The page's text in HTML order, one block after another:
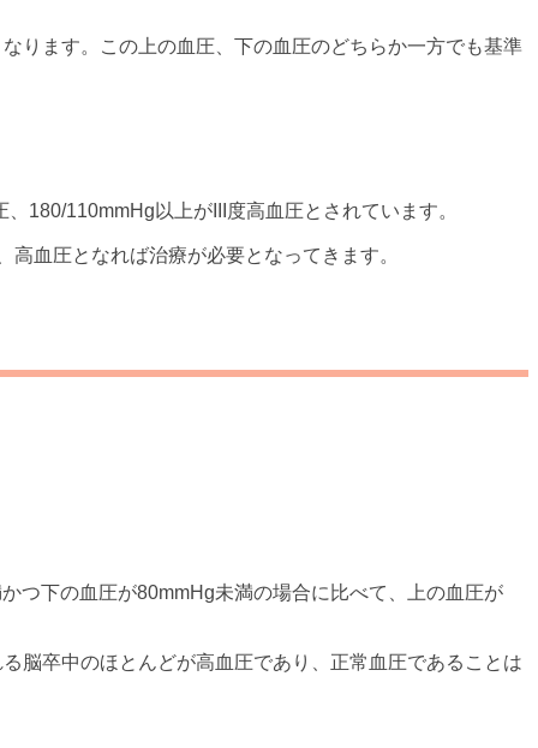
ります。この上の血圧、下の血圧のどちらか一方でも基準
180/110mmHg以上がIII度高血圧とされています。
血圧となれば治療が必要となってきます。
つ下の血圧が80mmHg未満の場合に比べて、上の血圧が
脳卒中のほとんどが高血圧であり、正常血圧であることは